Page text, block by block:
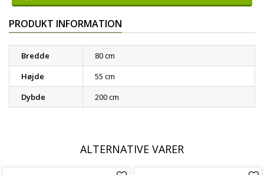
PRODUKT INFORMATION
Bredde
80 cm
Højde
55 cm
Dybde
200 cm
ALTERNATIVE VARER